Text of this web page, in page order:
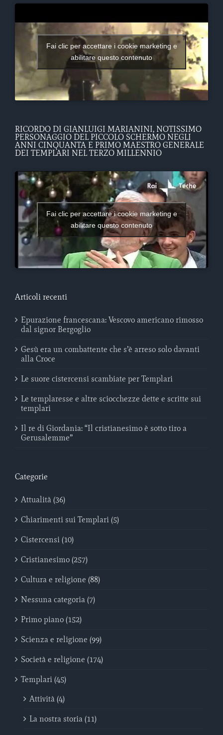
Fai clic per accettare i cookie marketing e
abilitare questo contenuto
RICORDO DI GIANLUIGI MARIANINI, NOTISSIMO
PERSONAGGIO DEL PICCOLO SCHERMO NEGLI
ANNI CINQUANTA E PRIMO MAESTRO GENERALE
DEI TEMPLARI NEL TERZO MILLENNIO
Fai clic per accettare i cookie marketing e
abilitare questo contenuto
Articoli recenti
Epurazione francescana: Vescovo americano rimosso
dal signor Bergoglio
Gesù era un combattente che s’è arreso solo davanti
alla Croce
Le suore cistercensi scambiate per Templari
Le templaresse e altre sciocchezze dette e scritte sui
templari
Il re di Giordania: “Il cristianesimo è sotto tiro a
Gerusalemme”
Categorie
Attualità (36)
Chiarimenti sui Templari (5)
Cistercensi (10)
Cristianesimo (257)
Cultura e religione (88)
Nessuna categoria (7)
Primo piano (152)
Scienza e religione (99)
Società e religione (174)
Templari (45)
Attività (4)
La nostra storia (11)